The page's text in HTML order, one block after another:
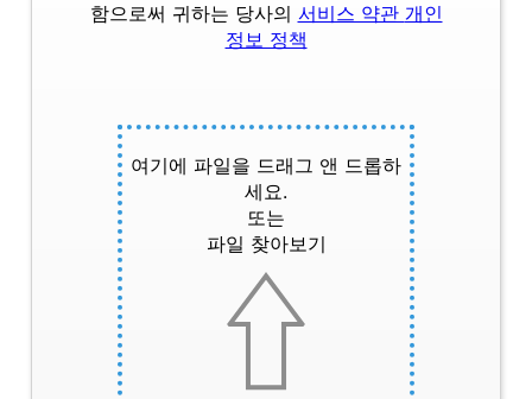
함으로써 귀하는 당사의 서비스 약관 개인
정보 정책
여기에 파일을 드래그 앤 드롭하
세요.
또는
파일 찾아보기